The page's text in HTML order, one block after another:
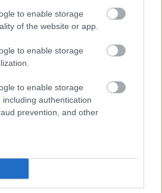
to enable storage
of the website or app.
to enable storage
to enable storage
including authentication
prevention, and other
Tetszik 0